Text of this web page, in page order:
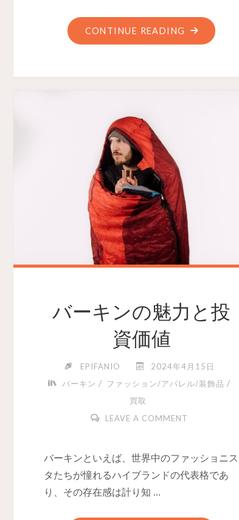
CONTINUE READING
バーキンの魅力と投
資価値
EPIFANIO
2024年4月15日
バーキン / ファッション/アパレル/装飾品 /
買取
LEAVE A COMMENT
バーキンといえば、世界中のファッショニス
タたちが憧れるハイブランドの代表格であ
り、その存在感は計り知 …